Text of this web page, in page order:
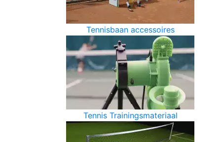
Tennisbaan accessoires
Tennis Trainingsmateriaal